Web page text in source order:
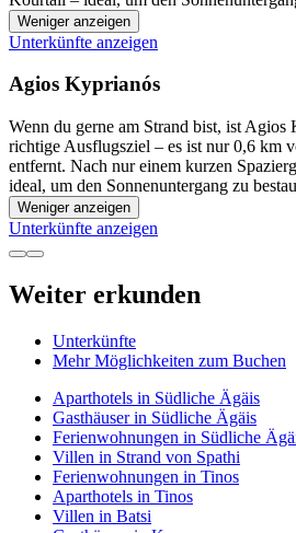
Weniger anzeigen
Unterkünfte anzeigen
Agios Kyprianós
Wenn du gerne am Strand bist, ist Agios
richtige Ausflugsziel – es ist nur 0,6 km
entfernt. Nach nur einem kurzen
ideal, um den Sonnenuntergang zu
Weniger anzeigen
Unterkünfte anzeigen
Weiter erkunden
Unterkünfte
Mehr Möglichkeiten zum Buchen
Aparthotels in Südliche Ägäis
Gasthäuser in Südliche Ägäis
Ferienwohnungen in Südliche
Villen in Strand von Spathi
Ferienwohnungen in Tinos
Aparthotels in Tinos
Villen in Batsi